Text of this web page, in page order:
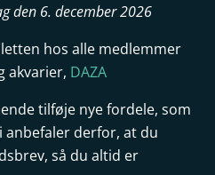
den 6. december 2026
hos alle medlemmer
akvarier, DAZA
tilføje nye fordele, som
anbefaler derfor, at du
så du altid er